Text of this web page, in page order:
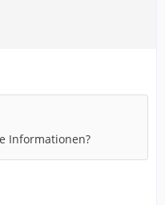
Informationen?